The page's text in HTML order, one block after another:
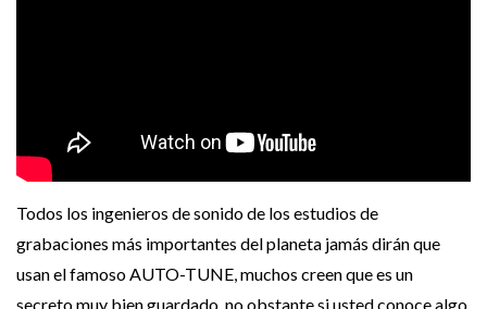
Todos los ingenieros de sonido de los estudios de
grabaciones más importantes del planeta jamás dirán que
usan el famoso AUTO-TUNE, muchos creen que es un
secreto muy bien guardado, no obstante si usted conoce algo